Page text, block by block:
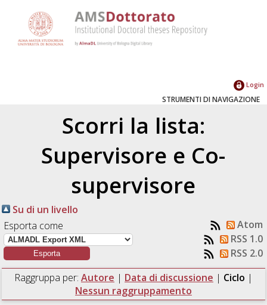
Login
STRUMENTI DI NAVIGAZIONE
Scorri la lista:
Supervisore e Co-
supervisore
Su di un livello
Esporta come
Atom
RSS 1.0
RSS 2.0
Raggruppa per: Autore | Data di discussione | Ciclo |
Nessun raggruppamento